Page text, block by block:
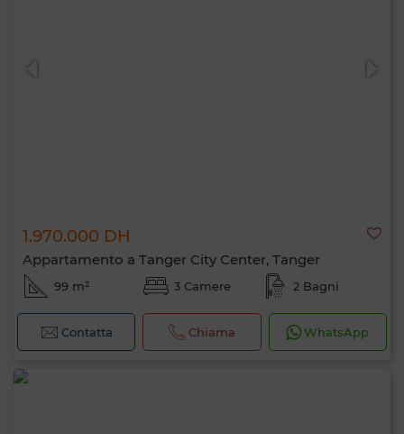
1.970.000 DH
Appartamento a Tanger City Center, Tanger
99 m² 3 Camere 2 Bagni
Contatta Chiama WhatsApp